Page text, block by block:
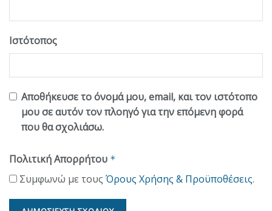
Ιστότοπος
Αποθήκευσε το όνομά μου, email, και τον ιστότοπο
μου σε αυτόν τον πλοηγό για την επόμενη φορά
που θα σχολιάσω.
Πολιτική Απορρήτου *
Συμφωνώ με τους Όρους Χρήσης & Προϋποθέσεις.